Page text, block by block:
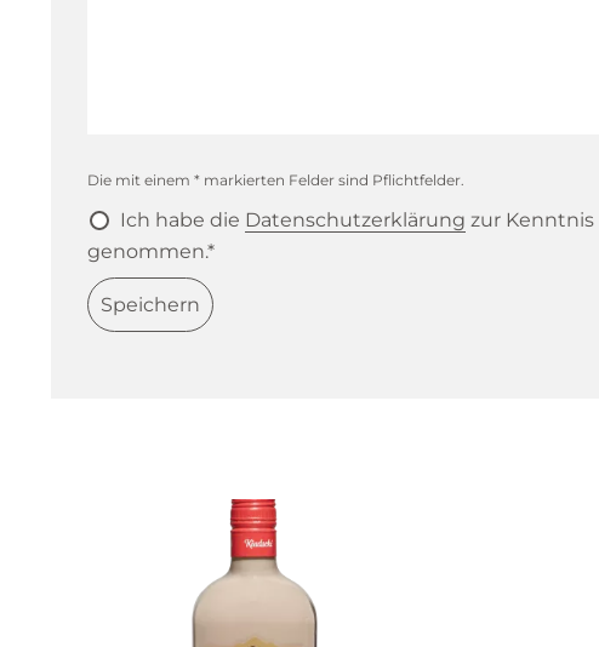
Die mit einem * markierten Felder sind Pflichtfelder.
Ich habe die Datenschutzerklärung zur Kenntnis
genommen.*
Speichern